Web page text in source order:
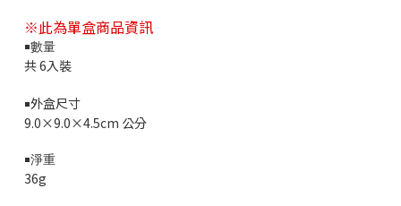
※此為單盒商品資訊
￭數量
共 6入裝
￭外盒尺寸
9.0×9.0×4.5cm 公分
￭淨重
36g